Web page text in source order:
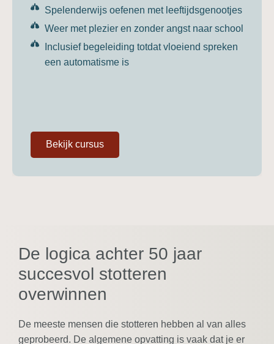
Spelenderwijs oefenen met leeftijdsgenootjes
Weer met plezier en zonder angst naar school
Inclusief begeleiding totdat vloeiend spreken
een automatisme is
Bekijk cursus
De logica achter 50 jaar
succesvol stotteren
overwinnen
De meeste mensen die stotteren hebben al van alles
geprobeerd. De algemene opvatting is vaak dat je er